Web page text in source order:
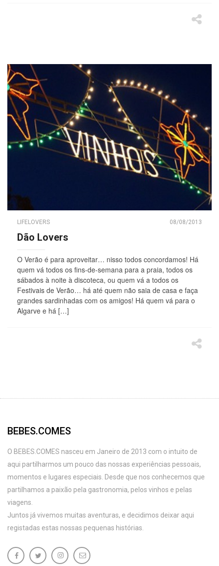
LIFELOVERS 08/08/2013
Dão Lovers
O Verão é para aproveitar… nisso todos concordamos! Há
quem vá todos os fins-de-semana para a praia, todos os
sábados à noite à discoteca, ou quem vá a todos os
Festivais de Verão… há até quem não saia de casa e faça
grandes sardinhadas com os amigos! Há quem vá para o
Algarve e há […]
BEBES.COMES
O BEBES.COMES nasceu em Janeiro de 2013 com o intuito de
aqui partilharmos um pouco das nossas experiências pessoais,
momentos e lugares especiais. Desde que nos conhecemos que
partilhamos a paixão pela gastronomia, pelos vinhos e pelas
viagens.
Juntos já vivemos muitas aventuras, e decidimos deixar aqui
registadas estas nossas pequenas histórias.